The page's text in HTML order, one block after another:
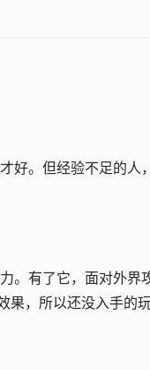
好。但经验不足的人
。有了它，面对外界
果，所以还没入手的